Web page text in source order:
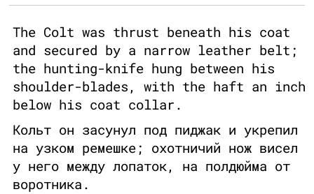
The Colt was thrust beneath his coat
and secured by a narrow leather belt;
the hunting-knife hung between his
shoulder-blades, with the haft an inch
below his coat collar.
Кольт он засунул под пиджак и укрепил
на узком ремешке; охотничий нож висел
у него между лопаток, на полдюйма от
воротника.